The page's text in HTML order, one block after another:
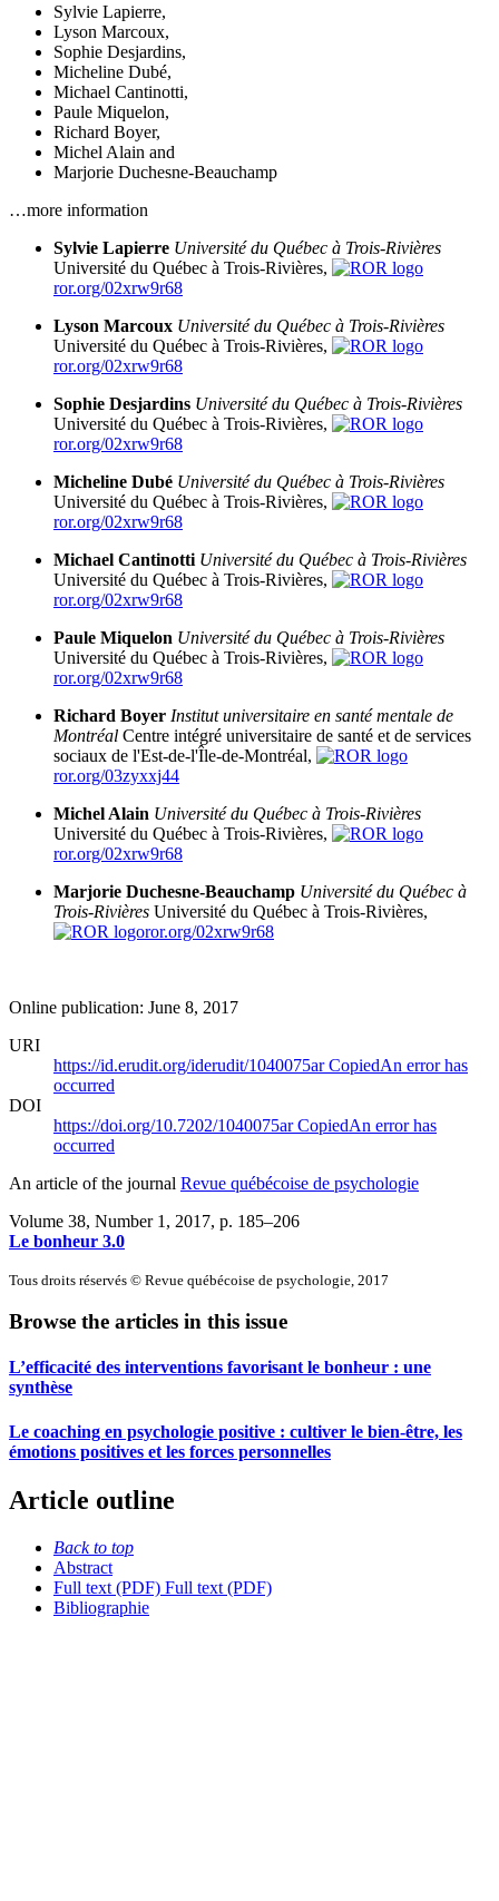
Sylvie Lapierre,
Lyson Marcoux,
Sophie Desjardins,
Micheline Dubé,
Michael Cantinotti,
Paule Miquelon,
Richard Boyer,
Michel Alain and
Marjorie Duchesne-Beauchamp
…more information
Sylvie Lapierre Université du Québec à Trois-Rivières
Université du Québec à Trois-Rivières,
ror.org/02xrw9r68
Lyson Marcoux Université du Québec à Trois-Rivières
Université du Québec à Trois-Rivières,
ror.org/02xrw9r68
Sophie Desjardins Université du Québec à Trois-Rivières
Université du Québec à Trois-Rivières,
ror.org/02xrw9r68
Micheline Dubé Université du Québec à Trois-Rivières
Université du Québec à Trois-Rivières,
ror.org/02xrw9r68
Michael Cantinotti Université du Québec à Trois-Rivières
Université du Québec à Trois-Rivières,
ror.org/02xrw9r68
Paule Miquelon Université du Québec à Trois-Rivières
Université du Québec à Trois-Rivières,
ror.org/02xrw9r68
Richard Boyer Institut universitaire en santémentale de
Montréal Centre intégré universitaire de santé et de services
sociaux de l'Est-de-l'Île-de-Montréal,
ror.org/03zyxxj44
Michel Alain Université du Québec à Trois-Rivières
Université du Québec à Trois-Rivières,
ror.org/02xrw9r68
Marjorie Duchesne-Beauchamp Université du Québec à
Trois-Rivières Université du Québec à Trois-Rivières,
ror.org/02xrw9r68
Online publication: June 8, 2017
URI
https://id.erudit.org/iderudit/1040075arCopiedAn error has
occurred
DOI
https://doi.org/10.7202/1040075arCopiedAn error has
occurred
An article of the journal Revue québécoise de psychologie
Volume 38, Number 1, 2017, p. 185–206
Le bonheur 3.0
Tous droits réservés © Revue québécoise de psychologie, 2017
Browse the articles in this issue
L’efficacité des interventions favorisant le bonheur : une
synthèse
Le coaching en psychologie positive : cultiver le bien-être, les
émotions positives et les forces personnelles
Article outline
Back to top
Abstract
Full text (PDF) Full text (PDF)
Bibliographie